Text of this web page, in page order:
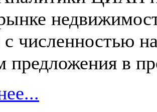
с численностью
предложения в